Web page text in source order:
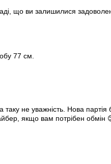
що ви залишилися
77 см.
не уважність. Нова
якщо вам потрібен обмін